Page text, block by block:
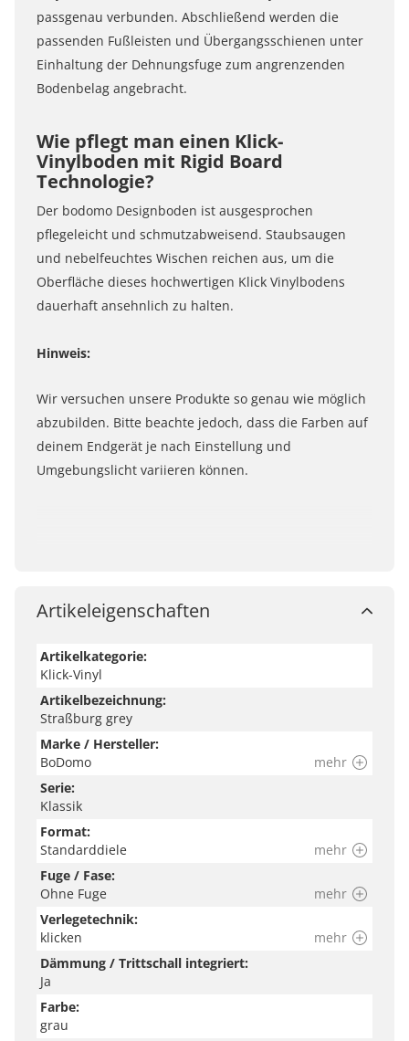
passgenau verbunden. Abschließend werden die
passenden Fußleisten und Übergangsschienen unter
Einhaltung der Dehnungsfuge zum angrenzenden
Bodenbelag angebracht.
Wie pflegt man einen Klick-
Vinylboden mit Rigid Board
Technologie?
Der bodomo Designboden ist ausgesprochen
pflegeleicht und schmutzabweisend. Staubsaugen
und nebelfeuchtes Wischen reichen aus, um die
Oberfläche dieses hochwertigen Klick Vinylbodens
dauerhaft ansehnlich zu halten.
Hinweis:
Wir versuchen unsere Produkte so genau wie möglich
abzubilden. Bitte beachte jedoch, dass die Farben auf
deinem Endgerät je nach Einstellung und
Umgebungslicht variieren können.
Artikeleigenschaften
Artikelkategorie:
Klick-Vinyl
Artikelbezeichnung:
Straßburg grey
Marke / Hersteller:
BoDomo
mehr
Serie:
Klassik
Format:
Standarddiele
mehr
Fuge / Fase:
Ohne Fuge
mehr
Verlegetechnik:
klicken
mehr
Dämmung / Trittschall integriert:
Ja
Farbe:
grau